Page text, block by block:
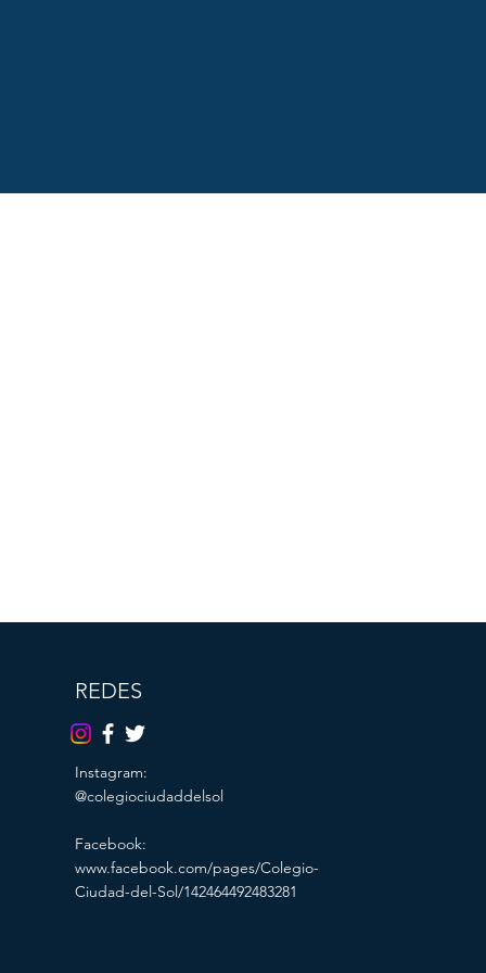
REDES
Instagram:
@colegiociudaddelsol
Facebook:
www.facebook.com/pages/Colegio-
Ciudad-del-Sol/142464492483281